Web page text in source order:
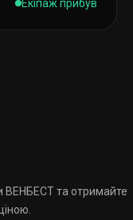
Екіпаж прибув
ВЕНБЕСТ та отримайте